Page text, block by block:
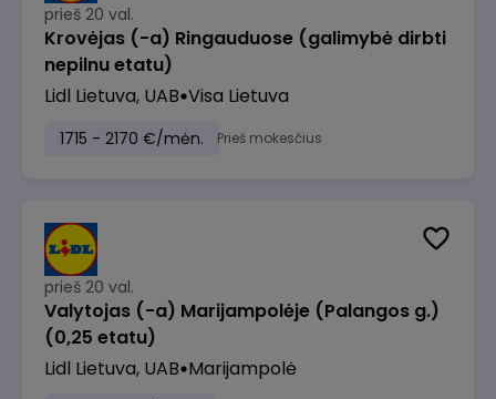
prieš 20 val.
Krovėjas (-a) Ringauduose (galimybė dirbti
nepilnu etatu)
Lidl Lietuva, UAB Visa Lietuva
1715 - 2170 €/mėn. Prieš mokesčius
prieš 20 val.
Valytojas (-a) Marijampolėje (Palangos g.)
(0,25 etatu)
Lidl Lietuva, UAB Marijampolė